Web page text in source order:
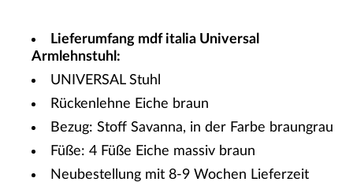
Lieferumfang mdf italia Universal
Armlehnstuhl:
UNIVERSAL Stuhl
Rückenlehne Eiche braun
Bezug: Stoff Savanna, in der Farbe braungrau
Füße: 4 Füße Eiche massiv braun
Neubestellung mit 8-9 Wochen Lieferzeit